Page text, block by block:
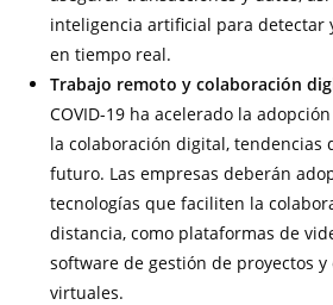
inteligencia artificial para detectar
en tiempo real.
Trabajo remoto y colaboración
COVID-19 ha acelerado la
la colaboración digital, tendencias
futuro. Las empresas deberán
tecnologías que faciliten la
distancia, como plataformas de
software de gestión de proyectos
virtuales.